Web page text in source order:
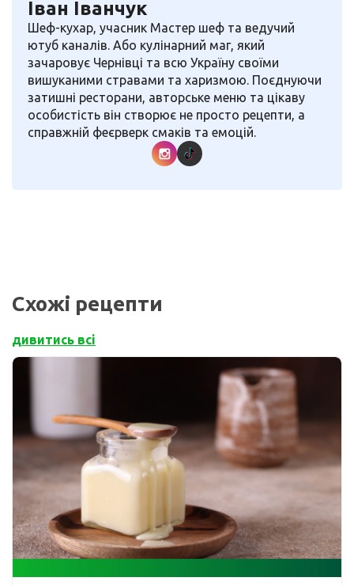
Іван Іванчук
Шеф-кухар, учасник Мастер шеф та ведучий
ютуб каналів. Або кулінарний маг, який
зачаровує Чернівці та всю Україну своїми
вишуканими стравами та харизмою. Поєднуючи
затишні ресторани, авторське меню та цікаву
особистість він створює не просто рецепти, а
справжній феєрверк смаків та емоцій.
Схожі рецепти
дивитись всі